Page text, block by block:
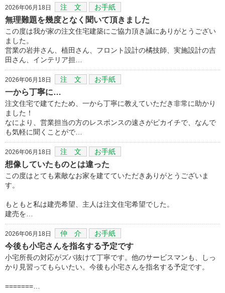
2026年06月18日 注 文 お手紙
無理難題を幾度となく聞いて頂きました
この度は我が家の注文住宅建築にご協力頂き誠にありがとうござい
ました。
営業の岩井さん、植田さん、フロント設計の橘技師、実施設計の吉
田さん、インテリア担…
2026年06月18日 注 文 お手紙
一から丁寧に…
注文住宅で建てたため、一から丁寧に教えていただき非常に助かり
ました！
なにより、営業担当の方のレスポンスの速さがピカイチで、なんで
も気軽に聞くことがで…
2026年06月18日 注 文 お手紙
想像していたものとは違った
この度はとても素敵なお家を建てていただきありがとうございま
す。
もともと私は建売希望、主人は注文住宅希望でした。
建売を…
2026年06月18日 仲 介 お手紙
今後も小宅さんを指名する予定です
小宅所長の対応がズバ抜けて丁寧です。他のサービスマンも、しっ
かり見習ってもらいたい。今後も小宅さんを指名する予定です。
=======…